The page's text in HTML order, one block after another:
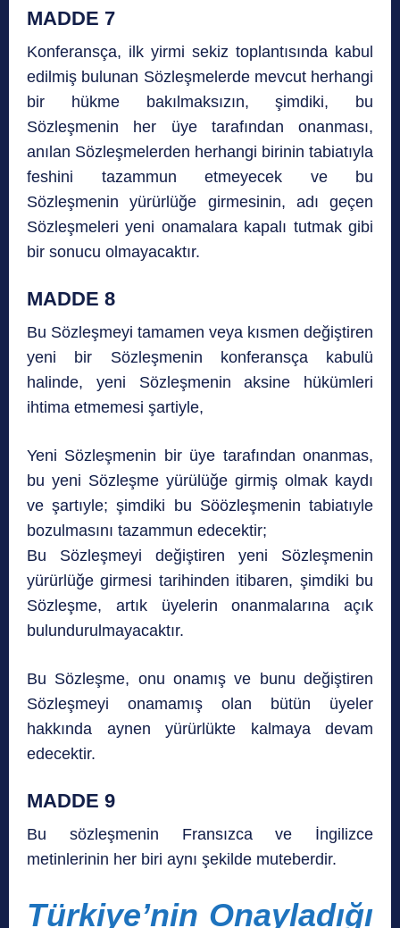
MADDE 7
Konferansça, ilk yirmi sekiz toplantısında kabul
edilmiş bulunan Sözleşmelerde mevcut herhangi
bir hükme bakılmaksızın, şimdiki, bu
Sözleşmenin her üye tarafından onanması,
anılan Sözleşmelerden herhangi birinin tabiatıyla
feshini tazammun etmeyecek ve bu
Sözleşmenin yürürlüğe girmesinin, adı geçen
Sözleşmeleri yeni onamalara kapalı tutmak gibi
bir sonucu olmayacaktır.
MADDE 8
Bu Sözleşmeyi tamamen veya kısmen değiştiren
yeni bir Sözleşmenin konferansça kabulü
halinde, yeni Sözleşmenin aksine hükümleri
ihtima etmemesi şartiyle,
Yeni Sözleşmenin bir üye tarafından onanmas,
bu yeni Sözleşme yürülüğe girmiş olmak kaydı
ve şartıyle; şimdiki bu Söözleşmenin tabiatıyle
bozulmasını tazammun edecektir;
Bu Sözleşmeyi değiştiren yeni Sözleşmenin
yürürlüğe girmesi tarihinden itibaren, şimdiki bu
Sözleşme, artık üyelerin onanmalarına açık
bulundurulmayacaktır.
Bu Sözleşme, onu onamış ve bunu değiştiren
Sözleşmeyi onamamış olan bütün üyeler
hakkında aynen yürürlükte kalmaya devam
edecektir.
MADDE 9
Bu sözleşmenin Fransızca ve İngilizce
metinlerinin her biri aynı şekilde muteberdir.
Türkiye’nin Onayladığı